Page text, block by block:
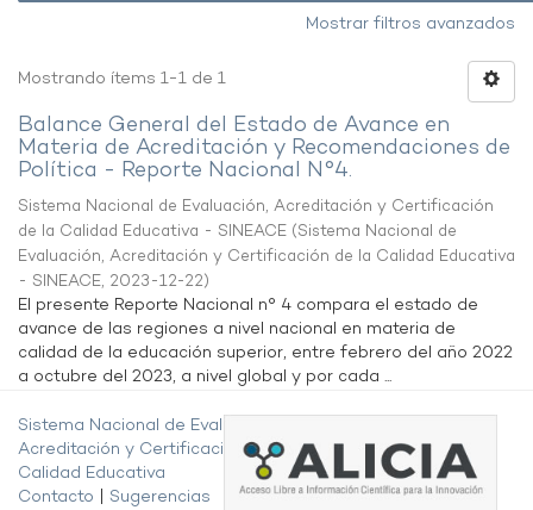
Mostrar filtros avanzados
Mostrando ítems 1-1 de 1
Balance General del Estado de Avance en
Materia de Acreditación y Recomendaciones de
Política - Reporte Nacional N°4.
Sistema Nacional de Evaluación, Acreditación y Certificación
de la Calidad Educativa - SINEACE (Sistema Nacional de
Evaluación, Acreditación y Certificación de la Calidad Educativa
- SINEACE, 2023-12-22)
El presente Reporte Nacional n° 4 compara el estado de
avance de las regiones a nivel nacional en materia de
calidad de la educación superior, entre febrero del año 2022
a octubre del 2023, a nivel global y por cada ...
Sistema Nacional de Evaluación,
Acreditación y Certificación de la
Calidad Educativa
Contacto
Sugerencias